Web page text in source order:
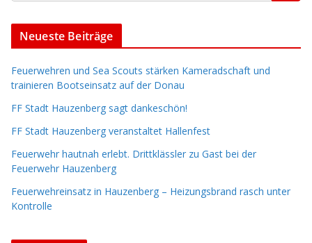
Neueste Beiträge
Feuerwehren und Sea Scouts stärken Kameradschaft und
trainieren Bootseinsatz auf der Donau
FF Stadt Hauzenberg sagt dankeschön!
FF Stadt Hauzenberg veranstaltet Hallenfest
Feuerwehr hautnah erlebt. Drittklässler zu Gast bei der
Feuerwehr Hauzenberg
Feuerwehreinsatz in Hauzenberg – Heizungsbrand rasch unter
Kontrolle